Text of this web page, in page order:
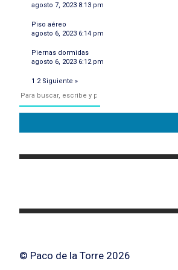
agosto 7, 2023 8:13 pm
Piso aéreo
agosto 6, 2023 6:14 pm
Piernas dormidas
agosto 6, 2023 6:12 pm
1 2 Siguiente »
© Paco de la Torre 2026